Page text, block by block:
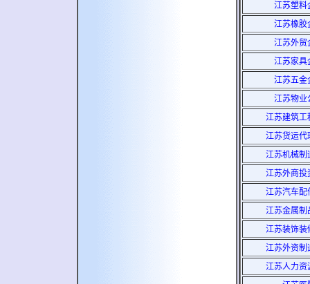
江苏塑料
江苏橡胶
江苏外贸
江苏家具
江苏五金
江苏物业
江苏建筑工
江苏货运代
江苏机械制
江苏外商投
江苏汽车配
江苏金属制
江苏装饰装
江苏外资制
江苏人力资